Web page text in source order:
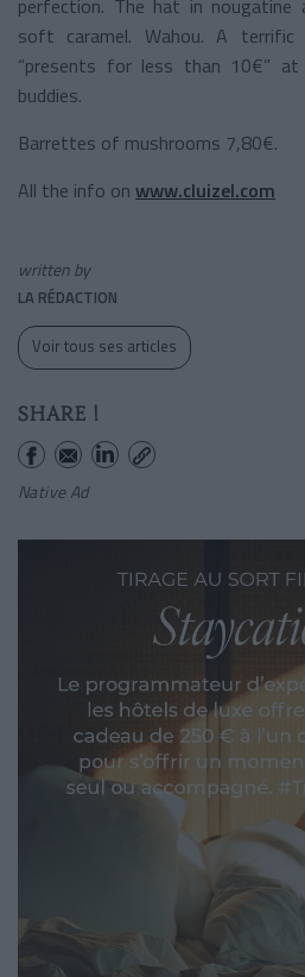
soft caramel. Wahou. A
“presents for less than 10€”
buddies.
Barrettes of mushrooms 7,80€.
All the info on www.cluizel.com
written by
LA RÉDACTION
Voir tous ses articles
SHARE !
Native Ad